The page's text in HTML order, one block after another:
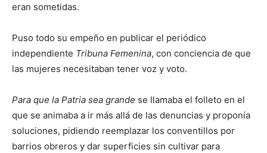
eran sometidas.
Puso todo su empeño en publicar el periódico
independiente Tribuna Femenina, con conciencia de que
las mujeres necesitaban tener voz y voto.
Para que la Patria sea grande se llamaba el folleto en el
que se animaba a ir más allá de las denuncias y proponía
soluciones, pidiendo reemplazar los conventillos por
barrios obreros y dar superficies sin cultivar para